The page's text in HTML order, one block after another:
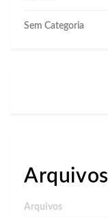
Sem Categoria
Arquivos
Arquivos